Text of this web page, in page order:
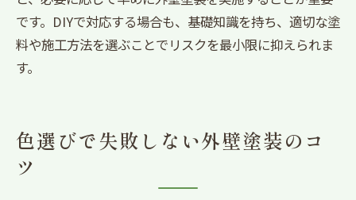
です。DIYで対応する場合も、基礎知識を持ち、適切な塗
料や施工方法を選ぶことでリスクを最小限に抑えられま
す。
色選びで失敗しない外壁塗装のコ
ツ